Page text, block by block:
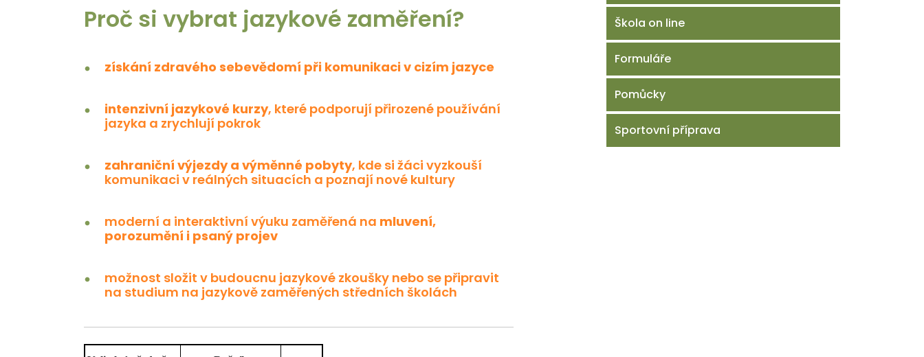
Proč si vybrat jazykové zaměření?
získání zdravého sebevědomí při komunikaci v cizím jazyce
intenzivní jazykové kurzy, které podporují přirozené používání
jazyka a zrychlují pokrok
zahraniční výjezdy a výměnné pobyty, kde si žáci vyzkouší
komunikaci v reálných situacích a poznají nové kultury
moderní a interaktivní výuku zaměřená na mluvení,
porozumění i psaný projev
možnost složit v budoucnu jazykové zkoušky nebo se připravit
na studium na jazykově zaměřených středních školách
Škola on line
Formuláře
Pomůcky
Sportovní příprava